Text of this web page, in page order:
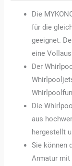
Die
für die
geeignet.
eine
Der
Die
aus
hergestellt
Sie können
Armatur mit